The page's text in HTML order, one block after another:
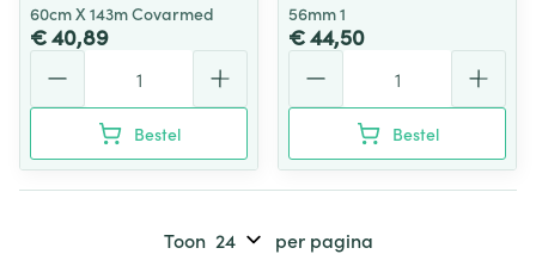
60cm X 143m Covarmed
€ 40,89
Bestel
56mm 1
€ 44,50
Bestel
Toon per pagina